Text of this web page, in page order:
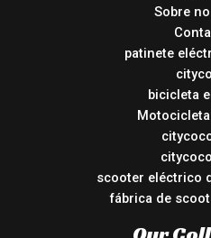
Sobre
patinete
bicicleta
scooter eléctrico
fábrica de